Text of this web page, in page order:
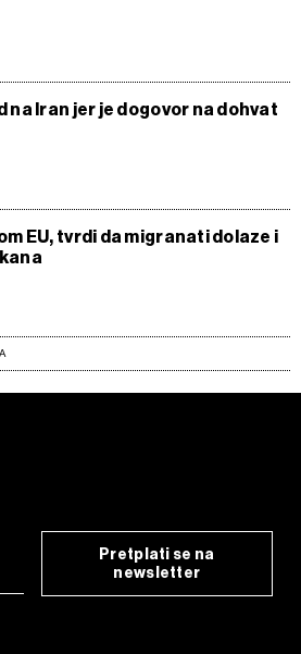
na Iran jer je dogovor na dohvat
EU, tvrdi da migranati dolaze i
Pretplati se na
newsletter